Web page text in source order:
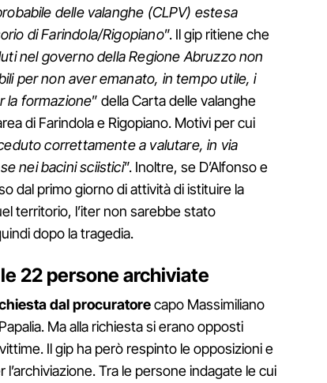
delle valanghe (CLPV) estesa
di Farindola/Rigopiano”. Il gip ritiene che
nel governo della Regione Abruzzo non
per non aver emanato, in tempo utile, i
la formazione” della Carta delle valanghe
di Farindola e Rigopiano. Motivi per cui
correttamente a valutare, in via
nei bacini sciistici”. Inoltre, se D’Alfonso e
dal primo giorno di attività di istituire la
territorio, l’iter non sarebbe stato
dopo la tragedia.
22 persone archiviate
dal procuratorecapo Massimiliano
Ma alla richiesta si erano opposti
Il gip ha però respinto le opposizioni e
Tra le persone indagate le cui